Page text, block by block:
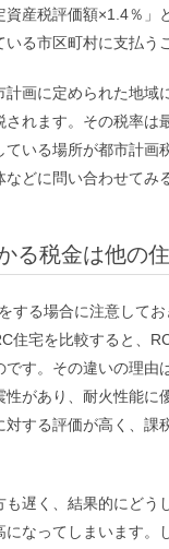
資産税評価額×1.4％」
る市区町村に支払う
計画に定められた地域
されます。その税率は
ている場所が都市計画
どに問い合わせてみ
る税金は他の
する場合に注意して
住宅を比較すると、
す。その違いの理由
性があり、耐火性能に
対する評価が高く、課
も遅く、結果的にどう
になってしまいます。